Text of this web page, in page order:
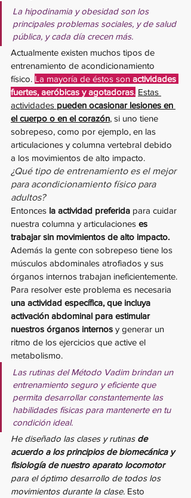
La hipodinamia y obesidad son los
principales problemas sociales, y de salud
pública, y cada día crecen más.
Actualmente existen muchos tipos de
entrenamiento de acondicionamiento
físico. La mayoría de éstos son actividades
fuertes, aeróbicas y agotadoras. Estas
actividades pueden ocasionar lesiones en
el cuerpo o en el corazón, si uno tiene
sobrepeso, como por ejemplo, en las
articulaciones y columna vertebral debido
a los movimientos de alto impacto.
¿Qué tipo de entrenamiento es el mejor
para acondicionamiento físico para
adultos?
Entonces la actividad preferida para cuidar
nuestra columna y articulaciones es
trabajar sin movimientos de alto impacto.
Además la gente con sobrepeso tiene los
músculos abdominales atrofiados y sus
órganos internos trabajan ineficientemente.
Para resolver este problema es necesaria
una actividad específica, que incluya
activación abdominal para estimular
nuestros órganos internos y generar un
ritmo de los ejercicios que active el
metabolismo.
Las rutinas del Método Vadim brindan un
entrenamiento seguro y eficiente que
permita desarrollar constantemente las
habilidades físicas para mantenerte en tu
condición ideal.
He diseñado las clases y rutinas de
acuerdo a los principios de biomecánica y
fisiología de nuestro aparato locomotor
para el óptimo desarrollo de todos los
movimientos durante la clase. Esto